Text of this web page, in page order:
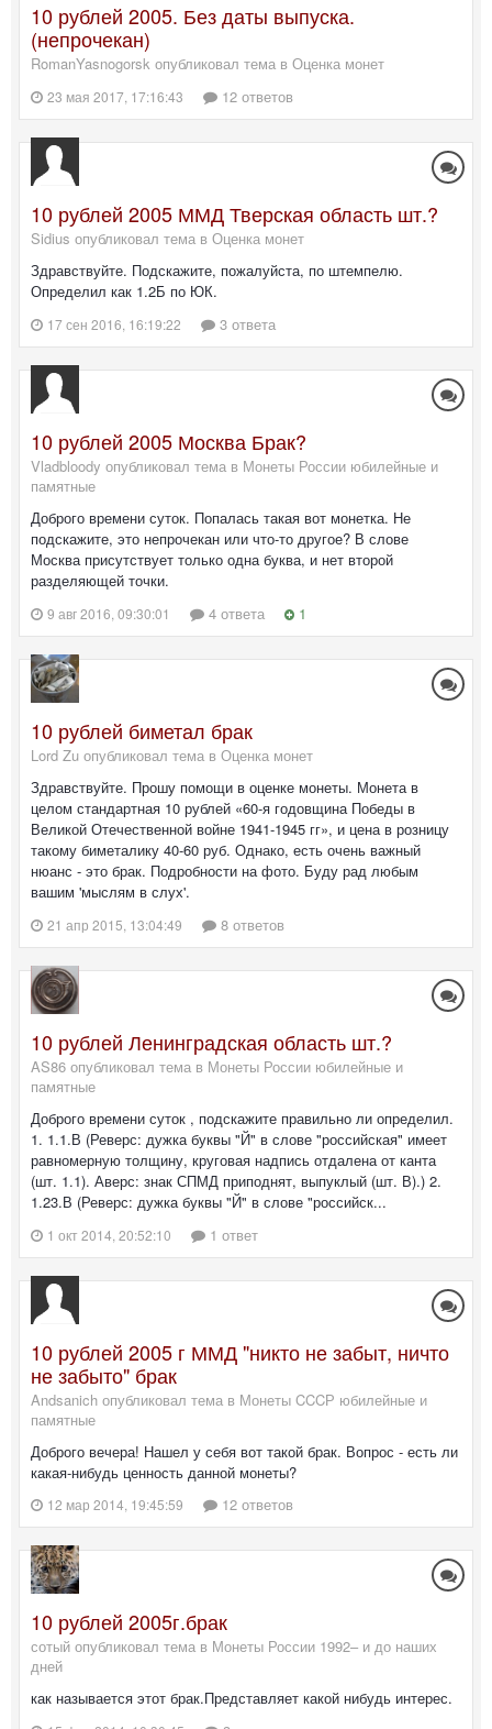
10 рублей 2005. Без даты выпуска.
(непрочекан)
RomanYasnogorsk опубликовал тема в Оценка монет
23 мая 2017, 17:16:43 12 ответов
10 рублей 2005 ММД Тверская область шт.?
Sidius опубликовал тема в Оценка монет
Здравствуйте. Подскажите, пожалуйста, по штемпелю.
Определил как 1.2Б по ЮК.
17 сен 2016, 16:19:22 3 ответа
10 рублей 2005 Москва Брак?
Vladbloody опубликовал тема в Монеты России юбилейные и
памятные
Доброго времени суток. Попалась такая вот монетка. Не
подскажите, это непрочекан или что-то другое? В слове
Москва присутствует только одна буква, и нет второй
разделяющей точки.
9 авг 2016, 09:30:01 4 ответа 1
10 рублей биметал брак
Lord Zu опубликовал тема в Оценка монет
Здравствуйте. Прошу помощи в оценке монеты. Монета в
целом стандартная 10 рублей «60-я годовщина Победы в
Великой Отечественной войне 1941-1945 гг», и цена в розницу
такому биметалику 40-60 руб. Однако, есть очень важный
нюанс - это брак. Подробности на фото. Буду рад любым
вашим 'мыслям в слух'.
21 апр 2015, 13:04:49 8 ответов
10 рублей Ленинградская область шт.?
AS86 опубликовал тема в Монеты России юбилейные и
памятные
Доброго времени суток , подскажите правильно ли определил.
1. 1.1.В (Реверс: дужка буквы "Й" в слове "российская" имеет
равномерную толщину, круговая надпись отдалена от канта
(шт. 1.1). Аверс: знак СПМД приподнят, выпуклый (шт. В).) 2.
1.23.В (Реверс: дужка буквы "Й" в слове "российск...
1 окт 2014, 20:52:10 1 ответ
10 рублей 2005 г ММД "никто не забыт, ничто
не забыто" брак
Andsanich опубликовал тема в Монеты CCCР юбилейные и
памятные
Доброго вечера! Нашел у себя вот такой брак. Вопрос - есть ли
какая-нибудь ценность данной монеты?
12 мар 2014, 19:45:59 12 ответов
10 рублей 2005г.брак
сотый опубликовал тема в Монеты России 1992– и до наших
дней
как называется этот брак.Представляет какой нибудь интерес.